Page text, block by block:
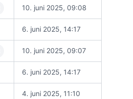
10. juni 2025, 09:08
6. juni 2025, 14:17
10. juni 2025, 09:07
6. juni 2025, 14:17
4. juni 2025, 11:10